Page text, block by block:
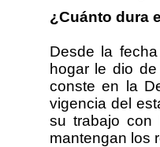
¿Cuánto dura
Desde la
hogar le dio
conste en la
vigencia del
su trabajo con
mantengan los